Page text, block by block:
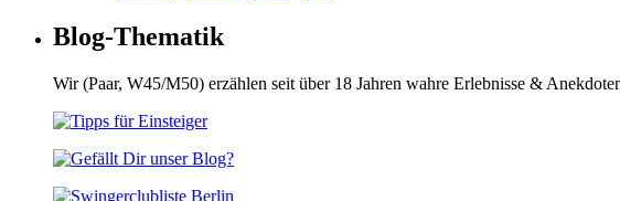
Blog-Thematik
Wir (Paar, W45/M50) erzählen seit über 18 Jahren wahre Erlebnisse &